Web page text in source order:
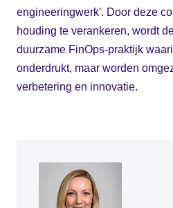
engineeringwerk'. Door deze
houding te verankeren, wordt
duurzame FinOps-praktijk
onderdrukt, maar worden
verbetering en innovatie.